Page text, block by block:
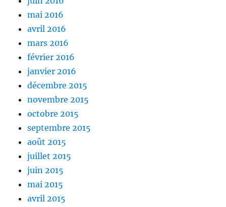
mai 2016
avril 2016
mars 2016
février 2016
janvier 2016
décembre 2015
novembre 2015
octobre 2015
septembre 2015
août 2015
juillet 2015
juin 2015
mai 2015
avril 2015